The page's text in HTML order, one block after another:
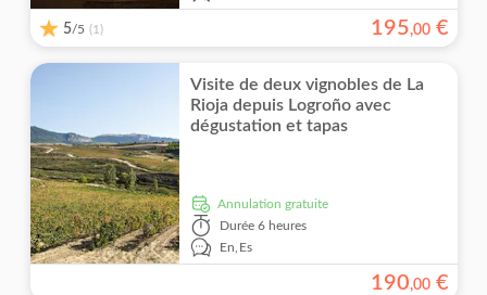
5/5 (1) 195,00 €
Visite de deux vignobles de La
Rioja depuis Logroño avec
dégustation et tapas
Annulation gratuite
Durée 6 heures
En,Es
190,00 €